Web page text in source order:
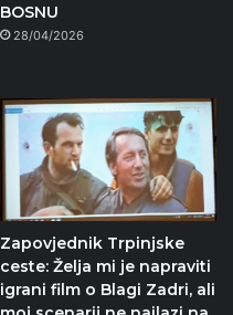
BOSNU
28/04/2026
Zapovjednik Trpinjske
ceste: Želja mi je napraviti
igrani film o Blagi Zadri, ali